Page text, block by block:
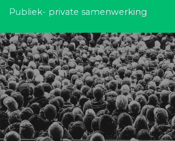
Publiek- private samenwerking